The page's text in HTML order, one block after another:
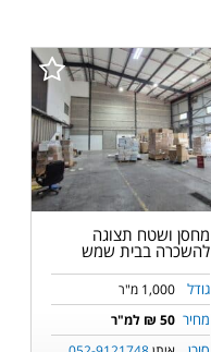
מחסן ושטח תצוגה
להשכרה בבית שמש
גודל 1,000 מ"ר
מחיר 50 ₪ למ"ר